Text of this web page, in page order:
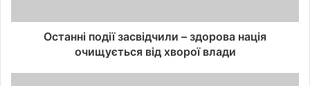
Останні події засвідчили – здорова нація
очищується від хворої влади